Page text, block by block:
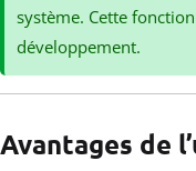
système. Cette
développement.
Avantages de